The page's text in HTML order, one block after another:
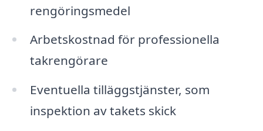
rengöringsmedel
Arbetskostnad för professionella
takrengörare
Eventuella tilläggstjänster, som
inspektion av takets skick